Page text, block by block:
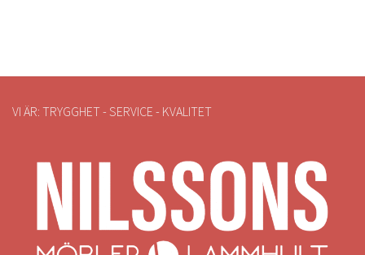
VI ÄR: TRYGGHET - SERVICE - KVALITET